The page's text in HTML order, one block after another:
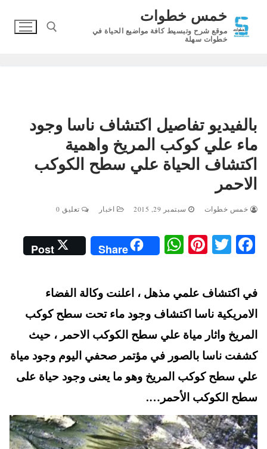
المحتوى
خمس خطوات
موقع شرح وتبسيط كافة مواضيع الحياة في
خطوات سهلة
بالفيديو تفاصيل اكتشاف ناسا وجود
ماء علي كوكب المريخ واهمية
اكتشاف الحياة علي سطح الكوكب
الاحمر
خمس خطوات سبتمبر 29, 2015 اخبار تعليق 0
Fa
bo
ok
T
tte
r
Pi
es
t
W
ha
ts
A
pp
Share
Post
في اكتشاف علمي مذهل ، اعلنت وكالة الفضاء
الامريكية ناسا اكتشاف وجود ماء تحت سطح كوكب
المريخ واثار مياة علي سطح الكوكب الاحمر ، حيث
كشفت ناسا بالصور في مؤتمر صحفي اليوم وجود مياة
علي سطح كوكب المريخ وهو ما يعنى وجود حياة على
سطح الكوكب الأحمر….